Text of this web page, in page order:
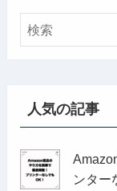
人気の記事
ンター